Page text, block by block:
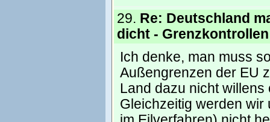
29. Re: Deutschland
dicht - Grenzkontrollen
Ich denke, man muss
Außengrenzen der EU
Land dazu nicht
Gleichzeitig werden